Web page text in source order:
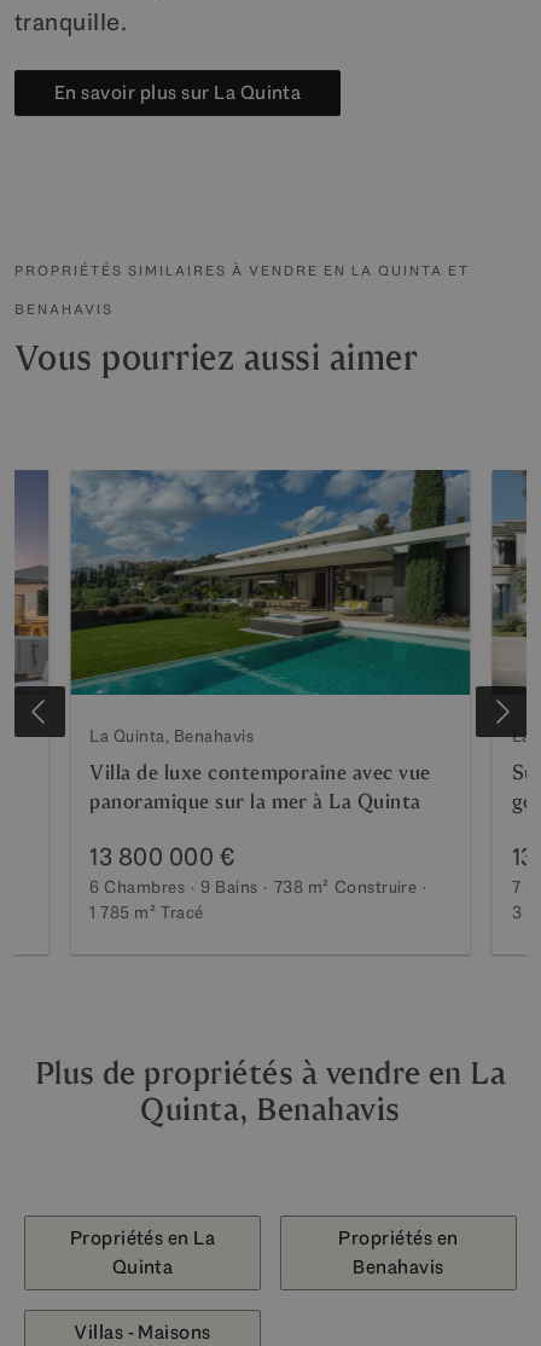
tranquille.
En savoir plus sur La Quinta
PROPRIÉTÉS SIMILAIRES À VENDRE EN LA QUINTA ET
BENAHAVIS
Vous pourriez aussi aimer
La Quinta, Benahavis
Villa de luxe contemporaine avec vue
panoramique sur la mer à La Quinta
13 800 000 €
6 Chambres 9 Bains 738 m² Construire
1 785 m² Tracé
La
7
3
Plus de propriétés à vendre en La
Quinta, Benahavis
Propriétés en La
Quinta
Propriétés en
Benahavis
Villas - Maisons